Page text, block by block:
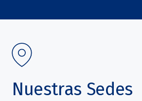
Nuestras Sedes